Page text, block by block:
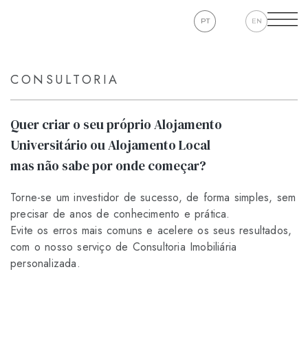
EN
PT
CONSULTORIA
Quer criar o seu próprio Alojamento
Universitário ou Alojamento Local
mas não sabe por onde começar?
Torne-se um investidor de sucesso, de forma simples, sem
precisar de anos de conhecimento e prática.
Evite os erros mais comuns e acelere os seus resultados,
com o nosso serviço de Consultoria Imobiliária
personalizada.